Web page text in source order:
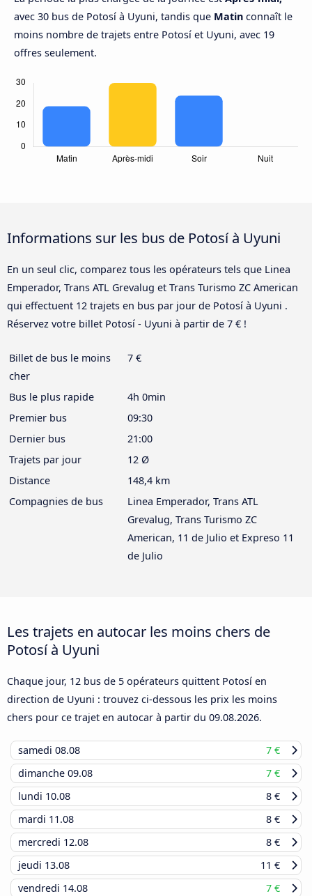
avec 30 bus de Potosí à Uyuni, tandis que Matin connaît le
moins nombre de trajets entre Potosí et Uyuni, avec 19
offres seulement.
Informations sur les bus de Potosí à Uyuni
En un seul clic, comparez tous les opérateurs tels que Linea
Emperador, Trans ATL Grevalug et Trans Turismo ZC American
qui effectuent 12 trajets en bus par jour de Potosí à Uyuni .
Réservez votre billet Potosí - Uyuni à partir de 7 € !
Billet de bus le moins
cher
7 €
Bus le plus rapide
4h 0min
Premier bus
09:30
Dernier bus
21:00
Trajets par jour
12 Ø
Distance
148,4 km
Compagnies de bus
Linea Emperador, Trans ATL
Grevalug, Trans Turismo ZC
American, 11 de Julio et Expreso 11
de Julio
Les trajets en autocar les moins chers de
Potosí à Uyuni
Chaque jour, 12 bus de 5 opérateurs quittent Potosí en
direction de Uyuni : trouvez ci-dessous les prix les moins
chers pour ce trajet en autocar à partir du 09.08.2026.
samedi 08.08
7 €
dimanche 09.08
7 €
lundi 10.08
8 €
mardi 11.08
8 €
mercredi 12.08
8 €
jeudi 13.08
11 €
vendredi 14.08 7 €